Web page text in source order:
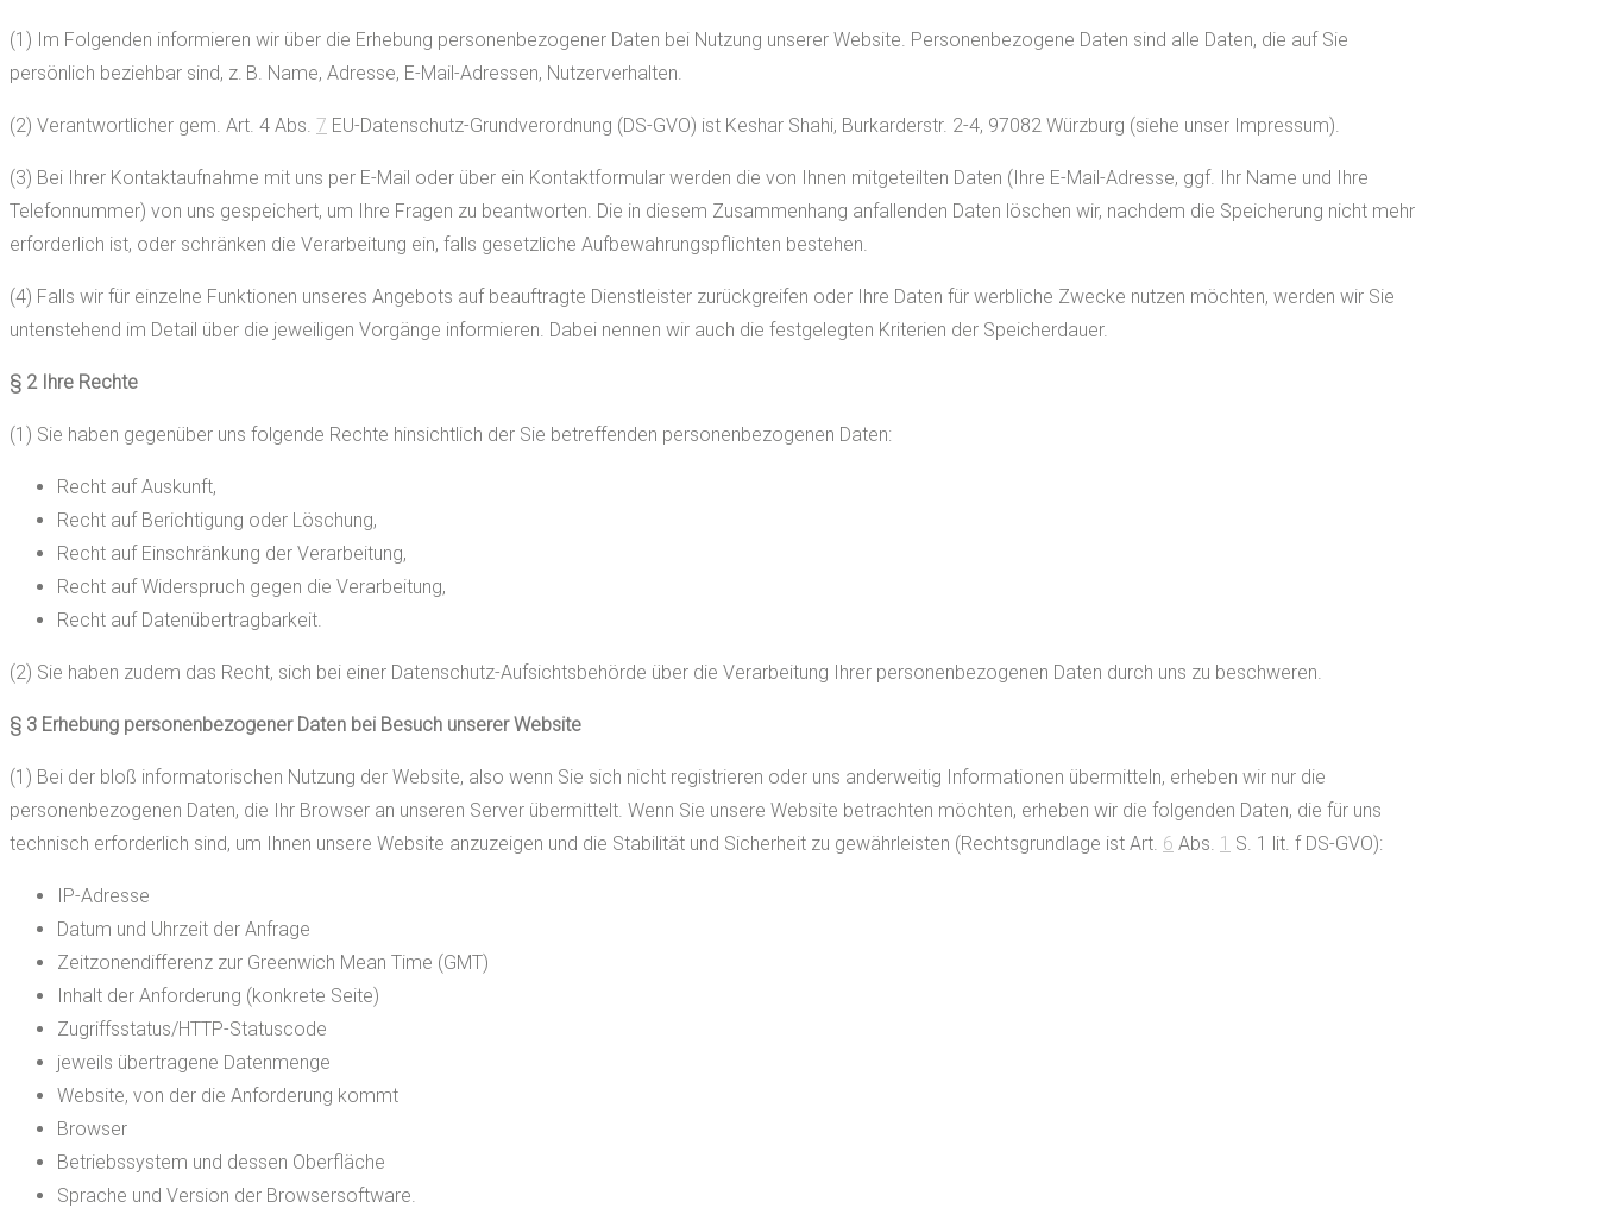
(1) Im Folgenden informieren wir über die Erhebung personenbezogener Daten bei Nutzung unserer Website. Personenbezogene Daten sind alle Daten, die auf Sie
persönlich beziehbar sind, z. B. Name, Adresse, E-Mail-Adressen, Nutzerverhalten.
(2) Verantwortlicher gem. Art. 4 Abs. 7 EU-Datenschutz-Grundverordnung (DS-GVO) ist Keshar Shahi, Burkarderstr. 2-4, 97082 Würzburg (siehe unser Impressum).
(3) Bei Ihrer Kontaktaufnahme mit uns per E-Mail oder über ein Kontaktformular werden die von Ihnen mitgeteilten Daten (Ihre E-Mail-Adresse, ggf. Ihr Name und Ihre
Telefonnummer) von uns gespeichert, um Ihre Fragen zu beantworten. Die in diesem Zusammenhang anfallenden Daten löschen wir, nachdem die Speicherung nicht mehr
erforderlich ist, oder schränken die Verarbeitung ein, falls gesetzliche Aufbewahrungspflichten bestehen.
(4) Falls wir für einzelne Funktionen unseres Angebots auf beauftragte Dienstleister zurückgreifen oder Ihre Daten für werbliche Zwecke nutzen möchten, werden wir Sie
untenstehend im Detail über die jeweiligen Vorgänge informieren. Dabei nennen wir auch die festgelegten Kriterien der Speicherdauer.
§ 2 Ihre Rechte
(1) Sie haben gegenüber uns folgende Rechte hinsichtlich der Sie betreffenden personenbezogenen Daten:
Recht auf Auskunft,
Recht auf Berichtigung oder Löschung,
Recht auf Einschränkung der Verarbeitung,
Recht auf Widerspruch gegen die Verarbeitung,
Recht auf Datenübertragbarkeit.
(2) Sie haben zudem das Recht, sich bei einer Datenschutz-Aufsichtsbehörde über die Verarbeitung Ihrer personenbezogenen Daten durch uns zu beschweren.
§ 3 Erhebung personenbezogener Daten bei Besuch unserer Website
(1) Bei der bloß informatorischen Nutzung der Website, also wenn Sie sich nicht registrieren oder uns anderweitig Informationen übermitteln, erheben wir nur die
personenbezogenen Daten, die Ihr Browser an unseren Server übermittelt. Wenn Sie unsere Website betrachten möchten, erheben wir die folgenden Daten, die für uns
technisch erforderlich sind, um Ihnen unsere Website anzuzeigen und die Stabilität und Sicherheit zu gewährleisten (Rechtsgrundlage ist Art. 6 Abs. 1 S. 1 lit. f DS-GVO):
IP-Adresse
Datum und Uhrzeit der Anfrage
Zeitzonendifferenz zur Greenwich Mean Time (GMT)
Inhalt der Anforderung (konkrete Seite)
Zugriffsstatus/HTTP-Statuscode
jeweils übertragene Datenmenge
Website, von der die Anforderung kommt
Browser
Betriebssystem und dessen Oberfläche
Sprache und Version der Browsersoftware.